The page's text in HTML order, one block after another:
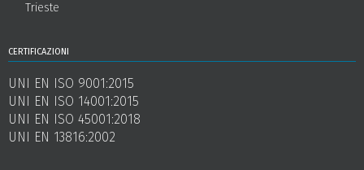
Trieste
certificazioni
UNI EN ISO 9001:2015
UNI EN ISO 14001:2015
UNI EN ISO 45001:2018
UNI EN 13816:2002